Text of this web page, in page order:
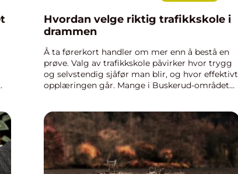
Hvordan velge riktig trafikkskole i
drammen
Å ta førerkort handler om mer enn å bestå en
prøve. Valg av trafikkskole påvirker hvor trygg
og selvstendig sjåfør man blir, og hvor effektivt
opplæringen går. Mange i Buskerud-området